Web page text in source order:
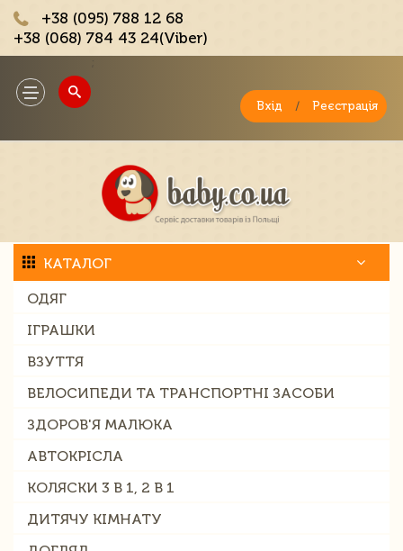
+38 (095) 788 12 68
+38 (068) 784 43 24(Viber)
Toggle
navigation
Вхід / Реєстрація
КАТАЛОГ
ОДЯГ
ІГРАШКИ
ВЗУТТЯ
ВЕЛОСИПЕДИ ТА ТРАНСПОРТНІ ЗАСОБИ
ЗДОРОВ'Я МАЛЮКА
АВТОКРІСЛА
КОЛЯСКИ 3 В 1, 2 В 1
ДИТЯЧУ КІМНАТУ